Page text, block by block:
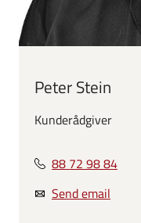
Peter Stein
Kunderådgiver
88 72 98 84
Send email